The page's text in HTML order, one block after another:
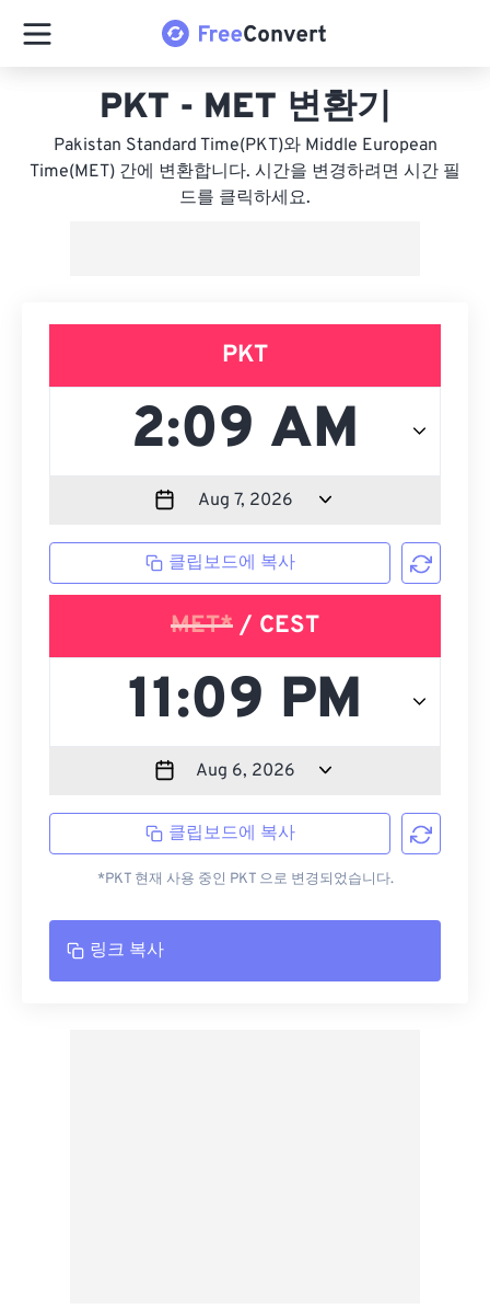
PKT - MET 변환기
Pakistan Standard Time(PKT)와 Middle European
Time(MET) 간에 변환합니다. 시간을 변경하려면 시간 필
드를 클릭하세요.
PKT
클립보드에 복사
MET* / CEST
클립보드에 복사
*PKT 현재 사용 중인 PKT 으로 변경되었습니다.
링크 복사